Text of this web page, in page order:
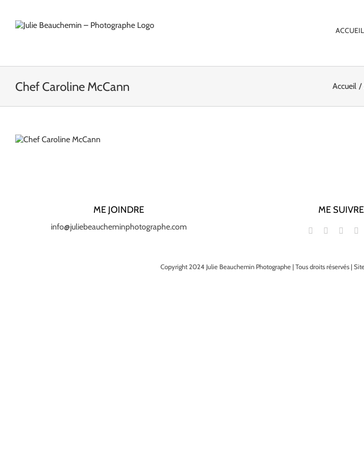
contenu
ACCUEIL
Chef Caroline McCann Accueil
ME JOINDRE
info@juliebeaucheminphotographe.com
ME SUIVRE
Copyright 2024 Julie Beauchemin Photographe | Tous droits réservés |